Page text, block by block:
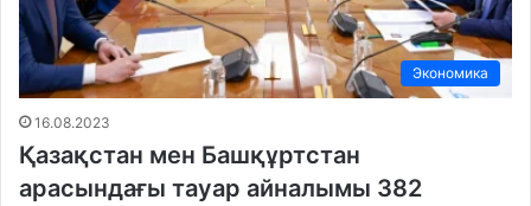
Экономика
16.08.2023
Қазақстан мен Башқұртстан
арасындағы тауар айналымы 382